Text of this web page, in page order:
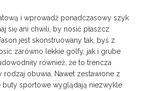
i wprowadź ponadczasowy szyk
się ani chwili, by nosić płaszcz
jest skonstruowany tak, byś z
zarówno lekkie golfy, jak i grube
również, że to trencza
rodzaj obuwia. Nawet zestawione z
buty sportowe wyglądają niezwykle